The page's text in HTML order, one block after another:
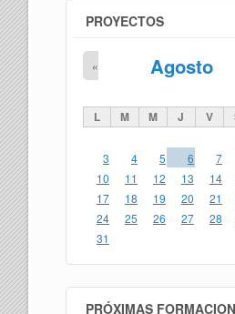
PROYECTOS
Agosto
«
L M M J V
3
4 5 6 7
10
11 12 13 14
17
18 19 20 21
24
25 26 27 28
31
PRÓXIMAS